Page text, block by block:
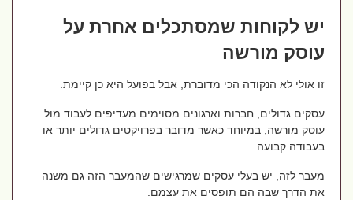
יש לקוחות שמסתכלים אחרת על
עוסק מורשה
זו אולי לא הנקודה הכי מדוברת, אבל בפועל היא כן קיימת.
עסקים גדולים, חברות וארגונים מסוימים מעדיפים לעבוד מול
עוסק מורשה, במיוחד כאשר מדובר בפרויקטים גדולים יותר או
בעבודה קבועה.
מעבר לזה, יש בעלי עסקים שמרגישים שהמעבר הזה גם משנה
את הדרך שבה הם תופסים את עצמם: